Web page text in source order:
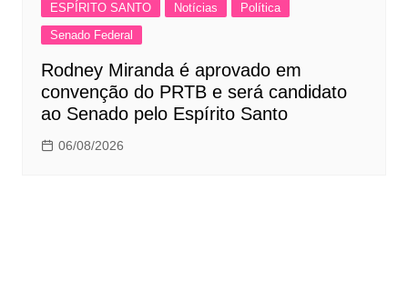
ESPÍRITO SANTO
Notícias
Política
Senado Federal
Rodney Miranda é aprovado em
convenção do PRTB e será candidato
ao Senado pelo Espírito Santo
06/08/2026